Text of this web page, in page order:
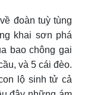
đoàn tuỳ tùng
khai sơn phá
bao chông gai
và 5 cái đèo.
lộ sinh tử cả